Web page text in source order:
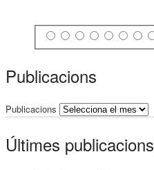
Publicacions
Publicacions
Últimes publicacions